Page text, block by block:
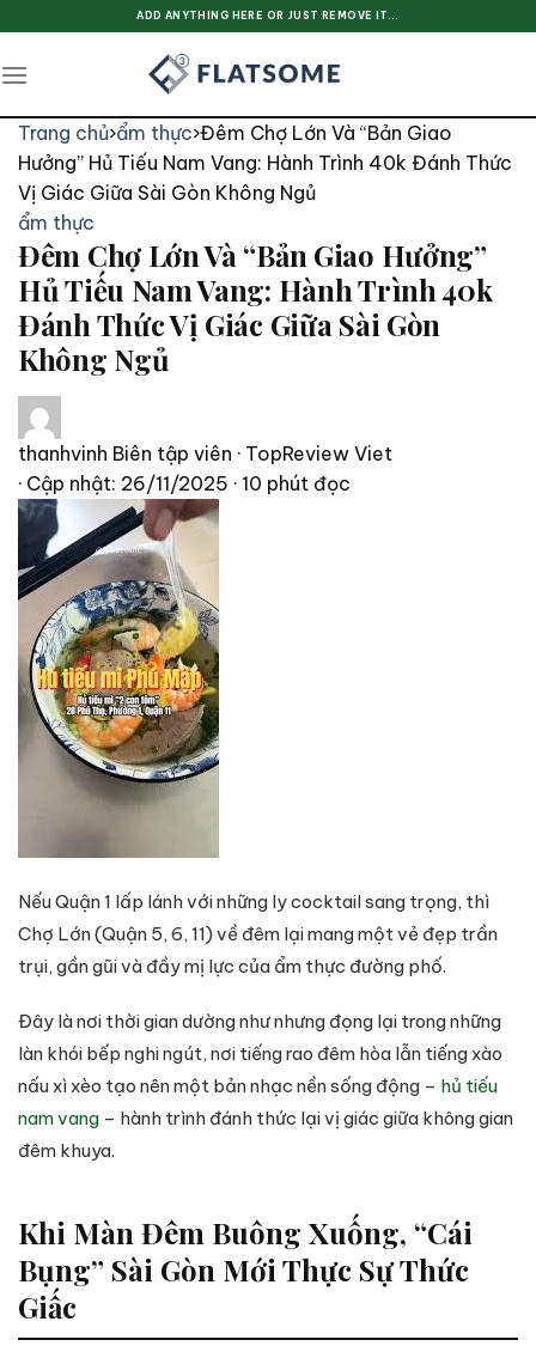
content
ADD ANYTHING HERE OR JUST REMOVE IT...
Trang chủ›ẩm thực›Đêm Chợ Lớn Và “Bản Giao
Hưởng” Hủ Tiếu Nam Vang: Hành Trình 40k Đánh Thức
Vị Giác Giữa Sài Gòn Không Ngủ
ẩm thực
Đêm Chợ Lớn Và “Bản Giao Hưởng”
Hủ Tiếu Nam Vang: Hành Trình 40k
Đánh Thức Vị Giác Giữa Sài Gòn
Không Ngủ
thanhvinh Biên tập viên · TopReview Viet
· Cập nhật: 26/11/2025 · 10 phút đọc
Nếu Quận 1 lấp lánh với những ly cocktail sang trọng, thì
Chợ Lớn (Quận 5, 6, 11) về đêm lại mang một vẻ đẹp trần
trụi, gần gũi và đầy mị lực của ẩm thực đường phố.
Đây là nơi thời gian dường như nhưng đọng lại trong những
làn khói bếp nghi ngút, nơi tiếng rao đêm hòa lẫn tiếng xào
nấu xì xèo tạo nên một bản nhạc nền sống động – hủ tiếu
nam vang – hành trình đánh thức lại vị giác giữa không gian
đêm khuya.
Khi Màn Đêm Buông Xuống, “Cái
Bụng” Sài Gòn Mới Thực Sự Thức
Giấc